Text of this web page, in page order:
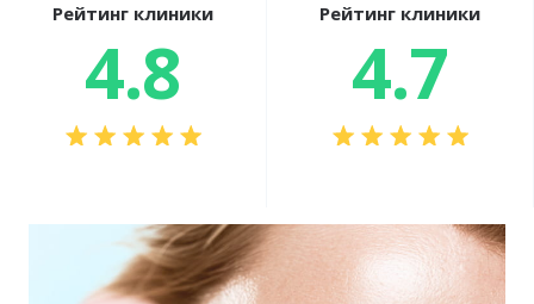
Рейтинг клиники
4.8
Рейтинг клиники
4.7